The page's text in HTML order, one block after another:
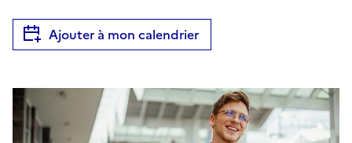
Ajouter à mon calendrier